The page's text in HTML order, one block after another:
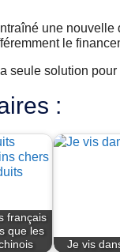
une nouvelle
le
seule solution
:
français
que les
Je vis